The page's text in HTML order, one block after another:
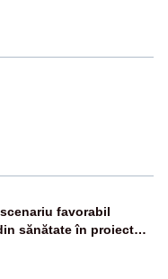
favorabil
sănătate în proiectul